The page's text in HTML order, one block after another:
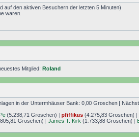
auf den aktiven Besuchern der letzten 5 Minuten)
waren.
Mitglied: Roland
in der Untermhäuser Bank: 0,00 Groschen |
(5.238,71 Groschen) | pfiffikus (4.275,83 Groschen) |
Groschen) | James T. Kirk (1.733,88 Groschen) |